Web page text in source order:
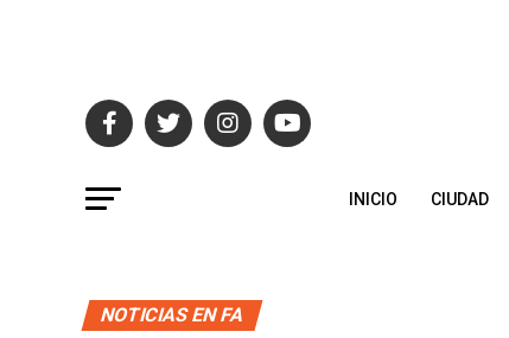
INICIO CIUDAD
NOTICIAS EN FA